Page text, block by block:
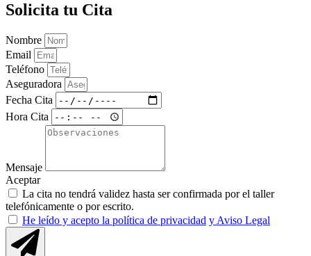
Solicita tu Cita
Nombre
Email
Teléfono
Aseguradora
Fecha Cita
Hora Cita
Mensaje
Aceptar
La cita no tendrá validez hasta ser confirmada por el taller
telefónicamente o por escrito.
He leído y acepto la política de privacidad y Aviso Legal